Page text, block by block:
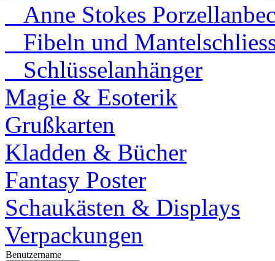
Anne Stokes
Fibeln und
Schlüsselanhänger
Magie & Esoterik
Grußkarten
Kladden & Bücher
Fantasy Poster
Schaukästen & Displays
Verpackungen
Benutzername